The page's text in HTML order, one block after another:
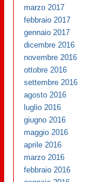
marzo 2017
febbraio 2017
gennaio 2017
dicembre 2016
novembre 2016
ottobre 2016
settembre 2016
agosto 2016
luglio 2016
giugno 2016
maggio 2016
aprile 2016
marzo 2016
febbraio 2016